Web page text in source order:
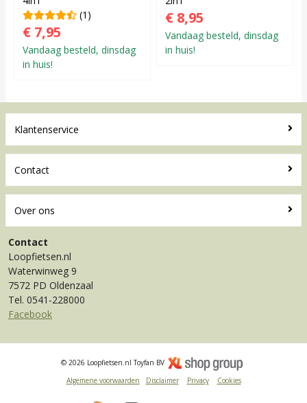
(1)
€ 7,95
Vandaag besteld, dinsdag
in huis!
€ 8,95
Vandaag besteld, dinsdag
in huis!
Klantenservice
Contact
Over ons
Contact
Loopfietsen.nl
Waterwinweg 9
7572 PD Oldenzaal
Tel. 0541-228000
Facebook
© 2026 Loopfietsen.nl Toyfan BV
Algemene voorwaarden
Disclaimer Privacy Cookies